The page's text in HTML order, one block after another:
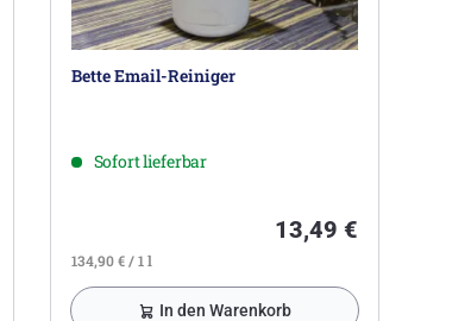
Bette Email-Reiniger
Sofort lieferbar
13,49 €
134,90 € / 1 l
In den Warenkorb